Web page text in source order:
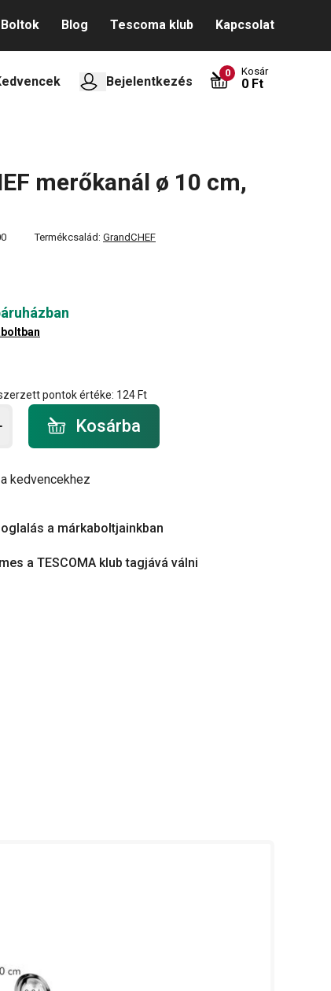
Boltok Blog Tescoma klub Kapcsolat
Bejelentkezés
0 Kosár
0 Ft
merőkanál ø 10 cm,
Termékcsalád: GrandCHEF
pontok értéke: 124 Ft
Kosárba
kedvencekhez
a márkaboltjainkban
a TESCOMA klub tagjává válni